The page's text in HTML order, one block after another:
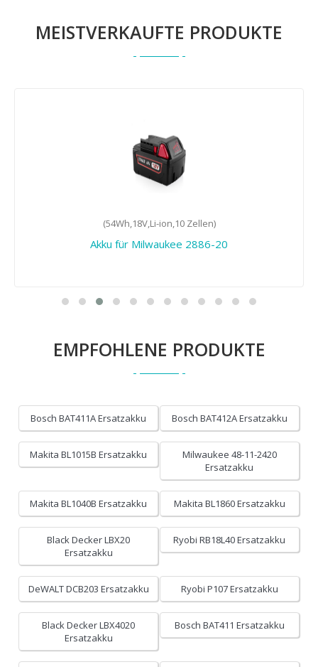
MEISTVERKAUFTE PRODUKTE
(54Wh,18V,Li-ion,10 Zellen)
Akku für Milwaukee 2886-20
EMPFOHLENE PRODUKTE
Bosch BAT411A Ersatzakku Bosch BAT412A Ersatzakku
Makita BL1015B Ersatzakku
Milwaukee 48-11-2420
Ersatzakku
Makita BL1040B Ersatzakku Makita BL1860 Ersatzakku
Black Decker LBX20
Ersatzakku
Ryobi RB18L40 Ersatzakku
DeWALT DCB203 Ersatzakku Ryobi P107 Ersatzakku
Black Decker LBX4020
Ersatzakku
Bosch BAT411 Ersatzakku